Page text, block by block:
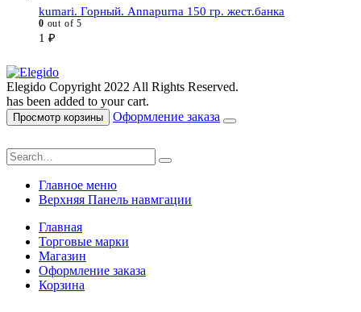
kumari. Горный. Annapurna 150 гр. жест.банка
0 out of 5
1 ₽
Elegido Copyright 2022 All Rights Reserved.
has been added to your cart.
Просмотр корзины Оформление заказа
Главное меню
Верхняя Панель навмгации
Главная
Торговые марки
Магазин
Оформление заказа
Корзина